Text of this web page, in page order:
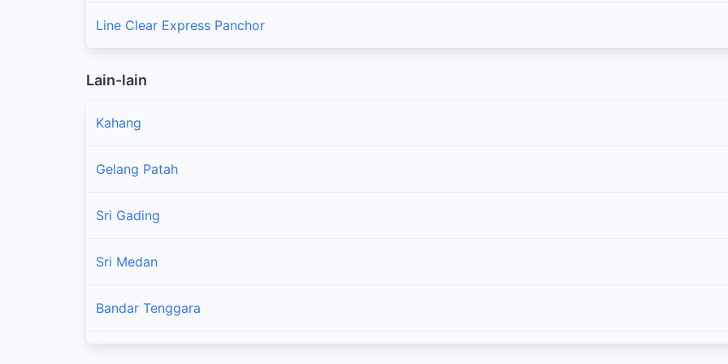
Line Clear Express Panchor
Lain-lain
Kahang
Gelang Patah
Sri Gading
Sri Medan
Bandar Tenggara